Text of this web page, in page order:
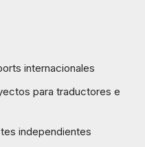
internacionales
para traductores e
independientes